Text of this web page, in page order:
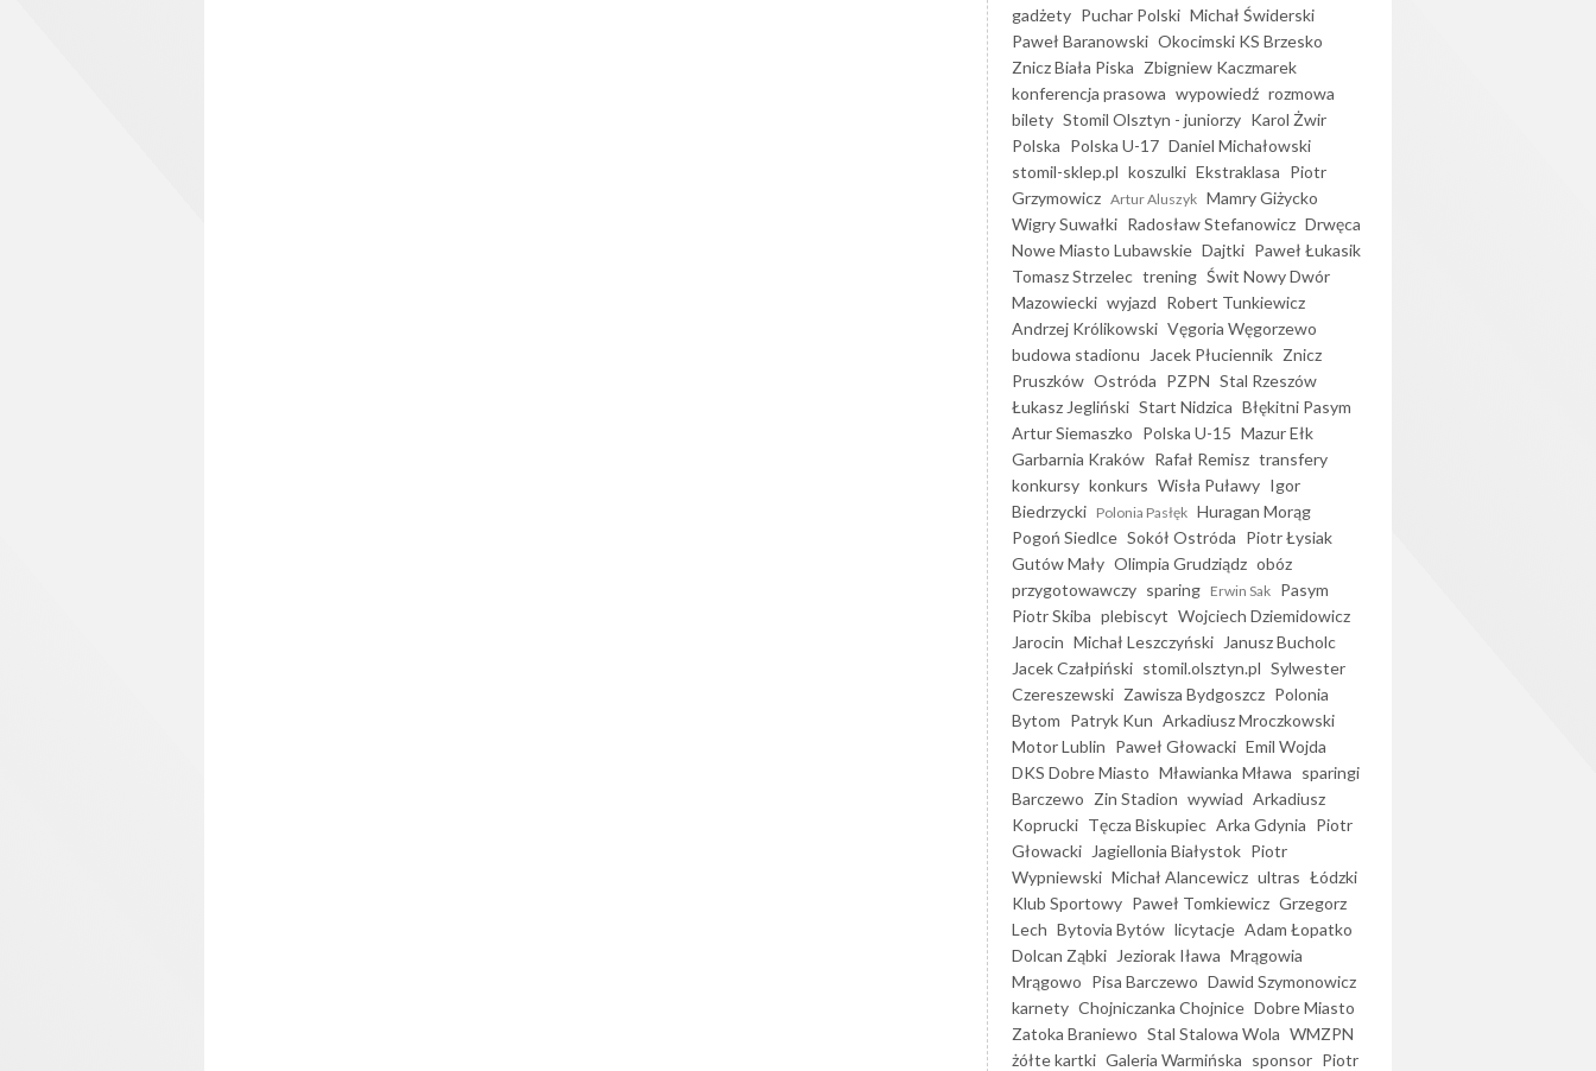
gadżety Puchar Polski Michał Świderski
Paweł Baranowski Okocimski KS Brzesko
Znicz Biała Piska Zbigniew Kaczmarek
konferencja prasowa wypowiedź rozmowa
bilety Stomil Olsztyn - juniorzy Karol Żwir
Polska Polska U-17 Daniel Michałowski
stomil-sklep.pl koszulki Ekstraklasa Piotr
Grzymowicz Artur Aluszyk Mamry Giżycko
Wigry Suwałki Radosław Stefanowicz Drwęca
Nowe Miasto Lubawskie Dajtki Paweł Łukasik
Tomasz Strzelec trening Świt Nowy Dwór
Mazowiecki wyjazd Robert Tunkiewicz
Andrzej Królikowski Vęgoria Węgorzewo
budowa stadionu
Jacek Płuciennik Znicz
Pruszków Ostróda PZPN Stal Rzeszów
Łukasz Jegliński Start Nidzica Błękitni Pasym
Artur Siemaszko Polska U-15 Mazur Ełk
Garbarnia Kraków Rafał Remisz transfery
konkursy konkurs Wisła Puławy Igor
Biedrzycki Polonia Pasłęk Huragan Morąg
Pogoń Siedlce Sokół Ostróda Piotr Łysiak
Gutów Mały Olimpia Grudziądz obóz
przygotowawczy sparing Erwin Sak Pasym
Piotr Skiba plebiscyt Wojciech Dziemidowicz
Jarocin Michał Leszczyński
Janusz Bucholc
Jacek Czałpiński stomil.olsztyn.pl Sylwester
Czereszewski Zawisza Bydgoszcz Polonia
Bytom Patryk Kun Arkadiusz Mroczkowski
Motor Lublin Paweł Głowacki Emil Wojda
DKS Dobre Miasto Mławianka Mława sparingi
Barczewo Zin Stadion wywiad Arkadiusz
Koprucki Tęcza Biskupiec Arka Gdynia Piotr
Głowacki
Jagiellonia Białystok Piotr
Wypniewski Michał Alancewicz ultras Łódzki
Klub Sportowy Paweł Tomkiewicz Grzegorz
Lech Bytovia Bytów licytacje Adam Łopatko
Dolcan Ząbki
Jeziorak Iława Mrągowia
Mrągowo Pisa Barczewo Dawid Szymonowicz
karnety Chojniczanka Chojnice Dobre Miasto
Zatoka Braniewo Stal Stalowa Wola WMZPN
żółte kartki Galeria Warmińska sponsor Piotr